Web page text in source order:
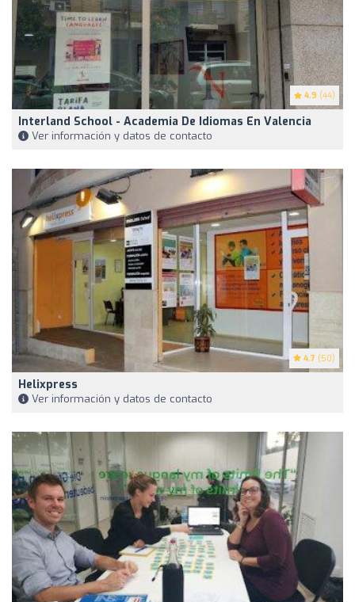
4.9 (44)
Interland School - Academia De Idiomas En Valencia
Ver información y datos de contacto
4.7 (50)
Helixpress
Ver información y datos de contacto